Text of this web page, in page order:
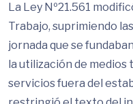
La Ley Nº21.561
Trabajo, suprimiendo
jornada que se
la utilización de
servicios fuera del